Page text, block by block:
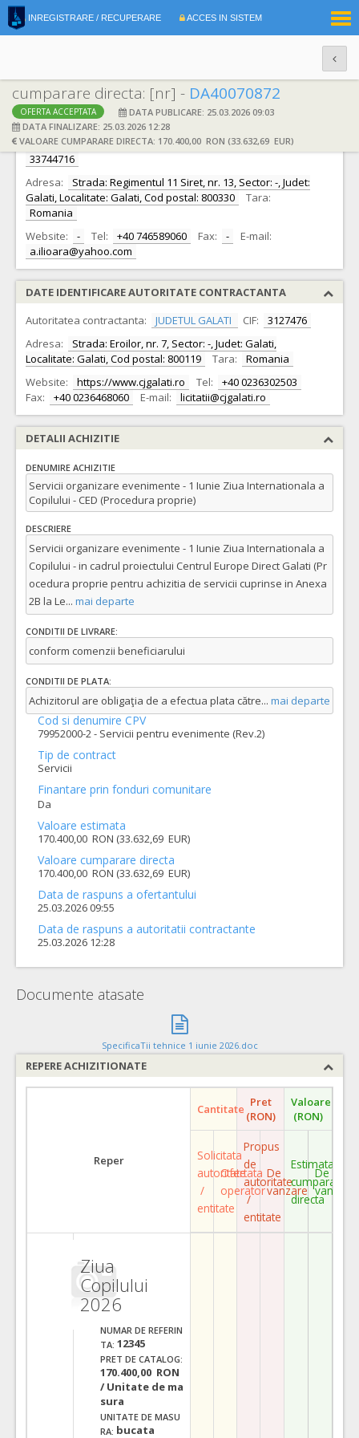
INREGISTRARE / RECUPERARE ACCES IN SISTEM
cumparare directa: [nr] - DA40070872
OFERTA ACCEPTATA
DATA PUBLICARE: 25.03.2026 09:03
DATA FINALIZARE: 25.03.2026 12:28
VALOARE CUMPARARE DIRECTA: 170.400,00 RON (33.632,69 EUR)
DATE IDENTIFICARE OFERTANT
Ofertant: S.C. MARILIO PARTY CENTER S.R.L.
CIF:
33744716
Adresa:
Strada: Regimentul 11 Siret, nr. 13, Sector: -, Judet:
Galati, Localitate: Galati, Cod postal: 800330
Tara:
Romania
Website:
- Tel: +40 746589060 Fax: -
E-mail:
a.ilioara@yahoo.com
DATE IDENTIFICARE AUTORITATE CONTRACTANTA
Autoritatea contractanta:
JUDETUL GALATI CIF:
3127476
Adresa:
Strada: Eroilor, nr. 7, Sector: -, Judet: Galati,
Localitate: Galati, Cod postal: 800119
Tara:
Romania
Website:
https://www.cjgalati.ro Tel:
+40 0236302503
Fax:
+40 0236468060 E-mail: licitatii@cjgalati.ro
DETALII ACHIZITIE
DENUMIRE ACHIZITIE
Servicii organizare evenimente - 1 Iunie Ziua Internationala a
Copilului - CED (Procedura proprie)
DESCRIERE
Servicii organizare evenimente - 1 Iunie Ziua Internationala a
Copilului - in cadrul proiectului Centrul Europe Direct Galati (Pr
ocedura proprie pentru achizitia de servicii cuprinse in Anexa
2B la Le... mai departe
CONDITII DE LIVRARE:
conform comenzii beneficiarului
CONDITII DE PLATA:
Achizitorul are obligaţia de a efectua plata către... mai departe
Cod si denumire CPV
79952000-2 - Servicii pentru evenimente (Rev.2)
Tip de contract
Servicii
Finantare prin fonduri comunitare
Da
Valoare estimata
170.400,00 RON (33.632,69 EUR)
Valoare cumparare directa
170.400,00 RON (33.632,69 EUR)
Data de raspuns a ofertantului
25.03.2026 09:55
Data de raspuns a autoritatii contractante
25.03.2026 12:28
Documente atasate
SpecificaTii tehnice 1 iunie 2026.doc
REPERE ACHIZITIONATE
Reper
Cantitate Pret
(RON)
Valoare
(RON)
Solicitata
autoritate
/
entitate
Ofertata
operator
Propus
de
autoritate
/
entitate
De
vanzare
Estimata
cumparare
directa
De
vanzare
Ziua
Copilului
2026
NUMAR DE REFERIN
TA: 12345
PRET DE CATALOG:
170.400,00 RON
/ Unitate de ma
sura
UNITATE DE MASU
RA: bucata